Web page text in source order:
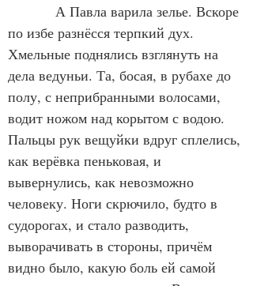
по избе разнёсся терпкий дух.
Хмельные поднялись взглянуть на
дела ведуньи. Та, босая, в рубахе до
полу, с неприбранными волосами,
водит ножом над корытом с водою.
Пальцы рук вещуйки вдруг сплелись,
как верёвка пеньковая, и
вывернулись, как невозможно
человеку. Ноги скрючило, будто в
судорогах, и стало разводить,
выворачивать в стороны, причём
видно было, какую боль ей самой